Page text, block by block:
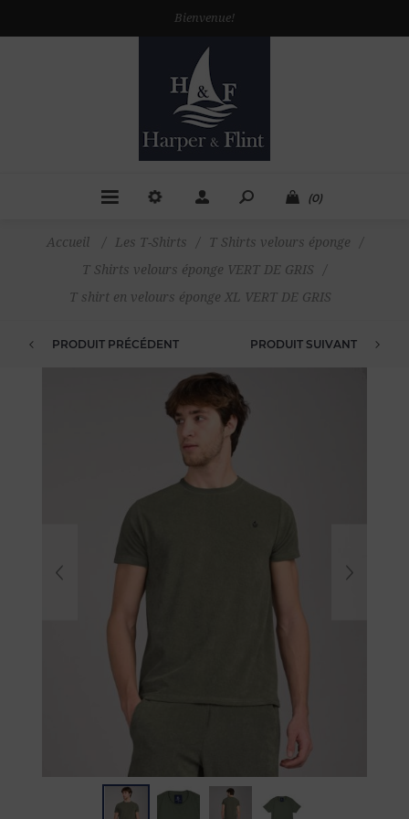
Bienvenue!
(0)
Accueil / Les T-Shirts / T Shirts velours éponge
/
T Shirts velours éponge VERT DE GRIS
/
T shirt en velours éponge XL VERT DE GRIS
PRODUIT PRÉCÉDENT PRODUIT SUIVANT